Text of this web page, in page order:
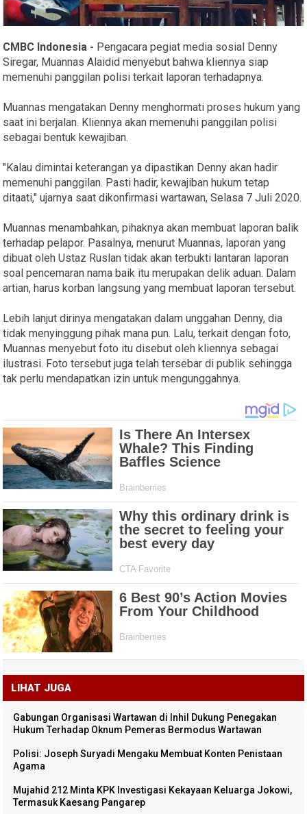
CMBC Indonesia - Pengacara pegiat media sosial Denny
Siregar, Muannas Alaidid menyebut bahwa kliennya siap
memenuhi panggilan polisi terkait laporan terhadapnya.
Muannas mengatakan Denny menghormati proses hukum yang
saat ini berjalan. Kliennya akan memenuhi panggilan polisi
sebagai bentuk kewajiban.
"Kalau dimintai keterangan ya dipastikan Denny akan hadir
memenuhi panggilan. Pasti hadir, kewajiban hukum tetap
ditaati," ujarnya saat dikonfirmasi wartawan, Selasa 7 Juli 2020.
Muannas menambahkan, pihaknya akan membuat laporan balik
terhadap pelapor. Pasalnya, menurut Muannas, laporan yang
dibuat oleh Ustaz Ruslan tidak akan terbukti lantaran laporan
soal pencemaran nama baik itu merupakan delik aduan. Dalam
artian, harus korban langsung yang membuat laporan tersebut.
Lebih lanjut dirinya mengatakan dalam unggahan Denny, dia
tidak menyinggung pihak mana pun. Lalu, terkait dengan foto,
Muannas menyebut foto itu disebut oleh kliennya sebagai
ilustrasi. Foto tersebut juga telah tersebar di publik sehingga
tak perlu mendapatkan izin untuk mengunggahnya.
LIHAT JUGA
Gabungan Organisasi Wartawan di Inhil Dukung Penegakan
Hukum Terhadap Oknum Pemeras Bermodus Wartawan
Polisi: Joseph Suryadi Mengaku Membuat Konten Penistaan
Agama
Mujahid 212 Minta KPK Investigasi Kekayaan Keluarga Jokowi,
Termasuk Kaesang Pangarep